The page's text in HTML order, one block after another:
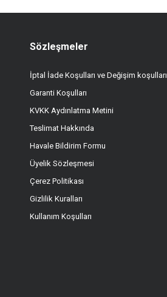
Sözleşmeler
İptal İade Koşulları ve Değişim koşulları
Garanti Koşulları
KVKK Aydınlatma Metini
Teslimat Hakkında
Havale Bildirim Formu
Üyelik Sözleşmesi
Çerez Politikası
Gizlilik Kuralları
Kullanım Koşulları